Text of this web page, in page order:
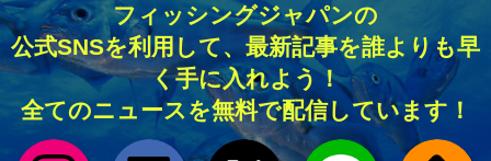
フィッシングジャパンの
公式SNSを利用して、最新記事を誰よりも早
く手に入れよう！
全てのニュースを無料で配信しています！